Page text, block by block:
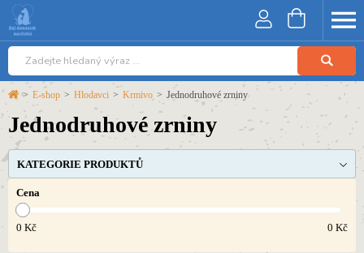
> E-shop > Hlodavci > Krmivo > Jednodruhové zrniny
Jednodruhové zrniny
KATEGORIE PRODUKTŮ
Cena
0 Kč 0 Kč